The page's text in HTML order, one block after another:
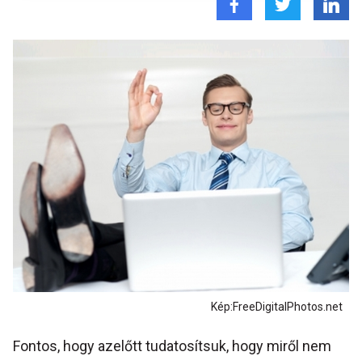
Kép:FreeDigitalPhotos.net
Fontos, hogy azelőtt tudatosítsuk, hogy miről nem